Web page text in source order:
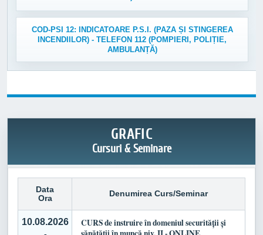
COD-PSI 12: INDICATOARE P.S.I. (PAZA ȘI STINGEREA
INCENDIILOR) - TELEFON 112 (POMPIERI, POLIȚIE,
AMBULANȚĂ)
GRAFIC
Cursuri & Seminare
Data
Ora
Denumirea Curs/Seminar
10.08.2026
CURS de instruire în domeniul securității și